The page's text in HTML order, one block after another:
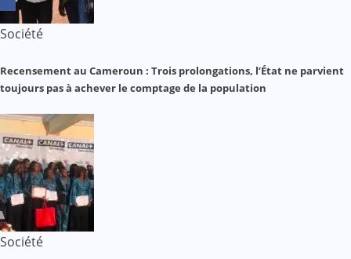
Société
Recensement au Cameroun : Trois prolongations, l’État ne parvient
toujours pas à achever le comptage de la population
Société